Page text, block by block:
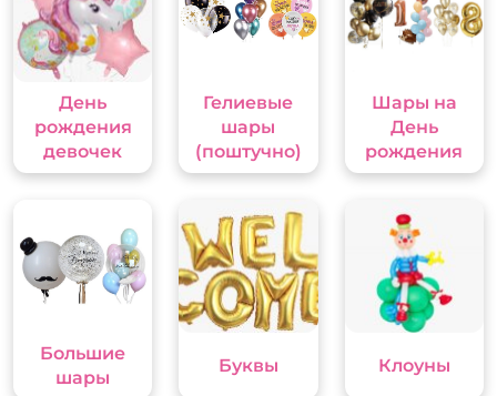
День
рождения
девочек
Гелиевые
шары
(поштучно)
Шары на
День
рождения
Большие
шары
Буквы Клоуны